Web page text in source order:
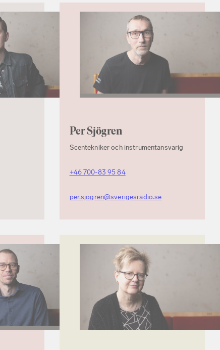
Per Sjögren
Scentekniker och instrumentansvarig
+46 700-83 95 84
per.sjogren@sverigesradio.se